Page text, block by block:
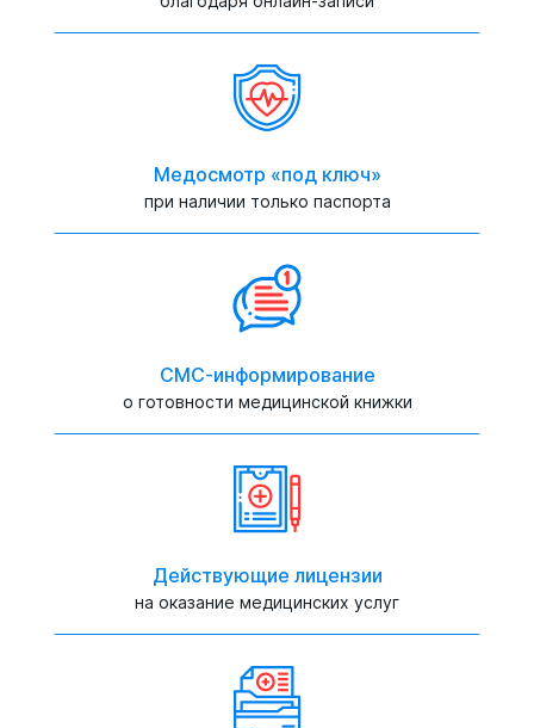
Медосмотр «под ключ»
при наличии только паспорта
СМС-информирование
о готовности медицинской книжки
Действующие лицензии
на оказание медицинских услуг